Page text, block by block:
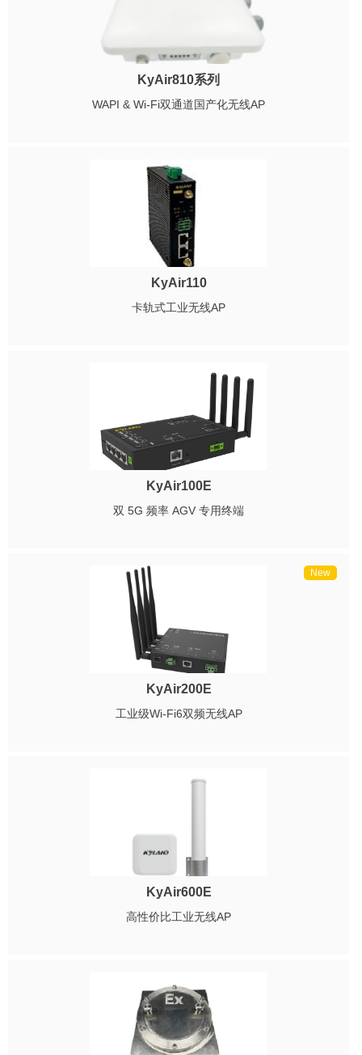
KyAir810系列
WAPI & Wi-Fi双通道国产化无线AP
KyAir110
卡轨式工业无线AP
KyAir100E
双 5G 频率 AGV 专用终端
New
KyAir200E
工业级Wi-Fi6双频无线AP
KyAir600E
高性价比工业无线AP